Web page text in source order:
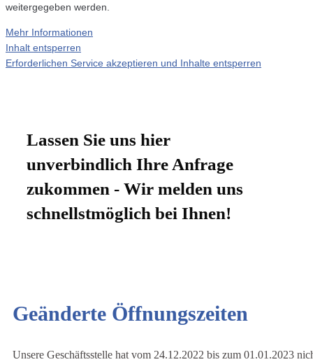
weitergegeben werden.
Mehr Informationen
Inhalt entsperren
Erforderlichen Service akzeptieren und Inhalte entsperren
Lassen Sie uns hier
unverbindlich Ihre Anfrage
zukommen - Wir melden uns
schnellstmöglich bei Ihnen!
Geänderte Öffnungszeiten
Unsere Geschäftsstelle hat vom 24.12.2022 bis zum 01.01.2023